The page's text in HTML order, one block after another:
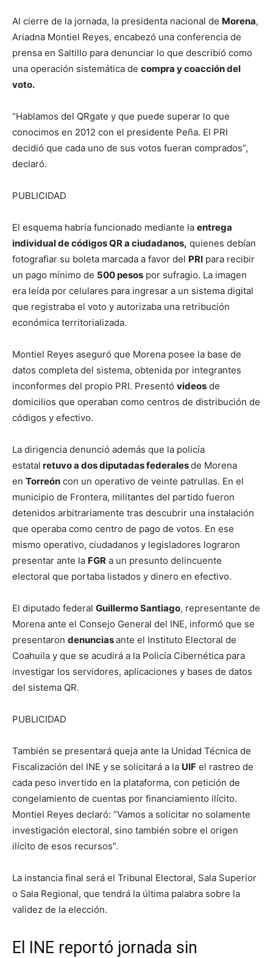
Al cierre de la jornada, la presidenta nacional de Morena,
Ariadna Montiel Reyes, encabezó una conferencia de
prensa en Saltillo para denunciar lo que describió como
una operación sistemática de compra y coacción del
voto.
“Hablamos del QRgate y que puede superar lo que
conocimos en 2012 con el presidente Peña. El PRI
decidió que cada uno de sus votos fueran comprados”,
declaró.
PUBLICIDAD
El esquema habría funcionado mediante la entrega
individual de códigos QR a ciudadanos, quienes debían
fotografiar su boleta marcada a favor del PRI para recibir
un pago mínimo de 500 pesos por sufragio. La imagen
era leída por celulares para ingresar a un sistema digital
que registraba el voto y autorizaba una retribución
económica territorializada.
Montiel Reyes aseguró que Morena posee la base de
datos completa del sistema, obtenida por integrantes
inconformes del propio PRI. Presentó videos de
domicilios que operaban como centros de distribución de
códigos y efectivo.
La dirigencia denunció además que la policía
estatal retuvo a dos diputadas federalesde Morena
en Torreón con un operativo de veinte patrullas. En el
municipio de Frontera, militantes del partido fueron
detenidos arbitrariamente tras descubrir una instalación
que operaba como centro de pago de votos. En ese
mismo operativo, ciudadanos y legisladores lograron
presentar ante la FGR a un presunto delincuente
electoral que portaba listados y dinero en efectivo.
El diputado federal Guillermo Santiago, representante de
Morena ante el Consejo General del INE, informó que se
presentaron denunciasante el Instituto Electoral de
Coahuila y que se acudirá a la Policía Cibernética para
investigar los servidores, aplicaciones y bases de datos
del sistema QR.
PUBLICIDAD
También se presentará queja ante la Unidad Técnica de
Fiscalización del INE y se solicitará a la UIF el rastreo de
cada peso invertido en la plataforma, con petición de
congelamiento de cuentas por financiamiento ilícito.
Montiel Reyes declaró: “Vamos a solicitar no solamente
investigación electoral, sino también sobre el origen
ilícito de esos recursos”.
La instancia final será el Tribunal Electoral, Sala Superior
o Sala Regional, que tendrá la última palabra sobre la
validez de la elección.
El INE reportó jornada sin